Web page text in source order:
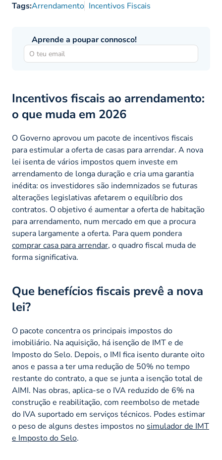
Tags:Arrendamento Incentivos Fiscais
Aprende a poupar connosco!
Incentivos fiscais ao arrendamento:
o que muda em 2026
O Governo aprovou um pacote de incentivos fiscais
para estimular a oferta de casas para arrendar. A nova
lei isenta de vários impostos quem investe em
arrendamento de longa duração e cria uma garantia
inédita: os investidores são indemnizados se futuras
alterações legislativas afetarem o equilíbrio dos
contratos. O objetivo é aumentar a oferta de habitação
para arrendamento, num mercado em que a procura
supera largamente a oferta. Para quem pondera
comprar casa para arrendar, o quadro fiscal muda de
forma significativa.
Que benefícios fiscais prevê a nova
lei?
O pacote concentra os principais impostos do
imobiliário. Na aquisição, há isenção de IMT e de
Imposto do Selo. Depois, o IMI fica isento durante oito
anos e passa a ter uma redução de 50% no tempo
restante do contrato, a que se junta a isenção total de
AIMI. Nas obras, aplica-se o IVA reduzido de 6% na
construção e reabilitação, com reembolso de metade
do IVA suportado em serviços técnicos. Podes estimar
o peso de alguns destes impostos no simulador de IMT
e Imposto do Selo.